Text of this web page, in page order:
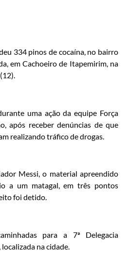
334 pinos de cocaína, no bairro
em Cachoeiro de Itapemirim, na
uma ação da equipe Força
após receber denúncias de que
realizando tráfico de drogas.
Messi, o material apreendido
a um matagal, em três pontos
foi detido.
para a 7ª Delegacia
na cidade.